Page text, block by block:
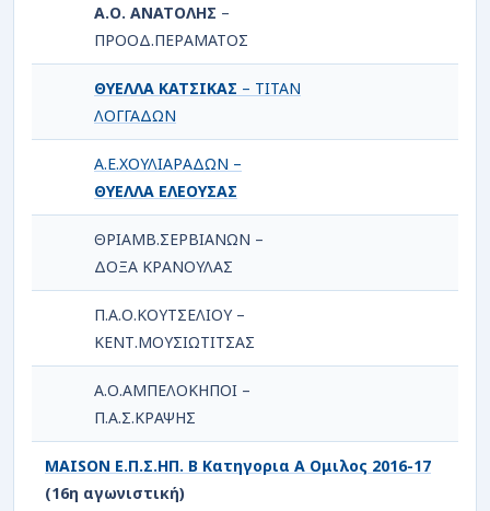
Α.Ο. ΑΝΑΤΟΛΗΣ –
ΠΡΟΟΔ.ΠΕΡΑΜΑΤΟΣ
ΘΥΕΛΛΑ ΚΑΤΣΙΚΑΣ – ΤΙΤΑΝ
ΛΟΓΓΑΔΩΝ
Α.Ε.ΧΟΥΛΙΑΡΑΔΩΝ –
ΘΥΕΛΛΑ ΕΛΕΟΥΣΑΣ
ΘΡΙΑΜΒ.ΣΕΡΒΙΑΝΩΝ –
ΔΟΞΑ ΚΡΑΝΟΥΛΑΣ
Π.Α.Ο.ΚΟΥΤΣΕΛΙΟΥ –
ΚΕΝΤ.ΜΟΥΣΙΩΤΙΤΣΑΣ
Α.Ο.ΑΜΠΕΛΟΚΗΠΟΙ –
Π.Α.Σ.ΚΡΑΨΗΣ
MAISON Ε.Π.Σ.ΗΠ. Β Κατηγορια Α Ομιλος 2016-17
(16η αγωνιστική)